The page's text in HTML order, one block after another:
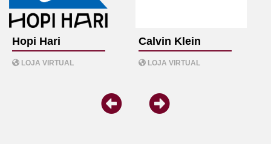
Hopi Hari
LOJA VIRTUAL
Calvin Klein
LOJA VIRTUAL